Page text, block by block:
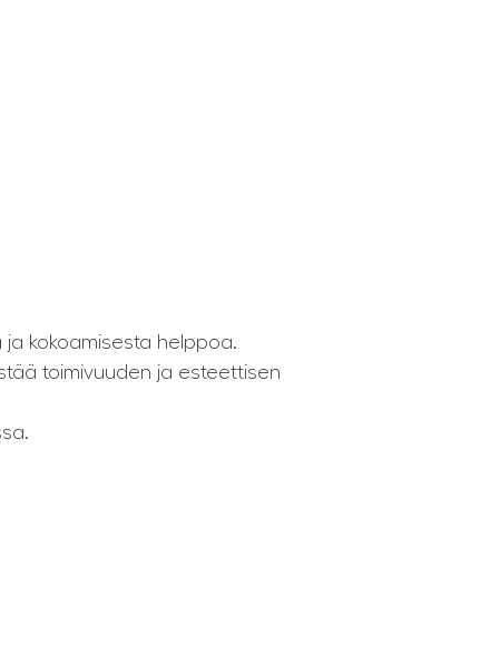
ja kokoamisesta helppoa.
toimivuuden ja esteettisen